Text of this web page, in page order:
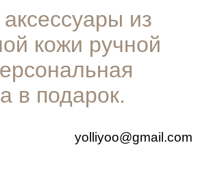
из
кожи ручной
в подарок.
yolliyoo@gmail.com